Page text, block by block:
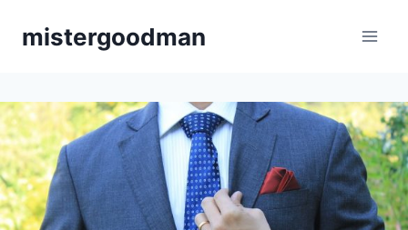
mistergoodman